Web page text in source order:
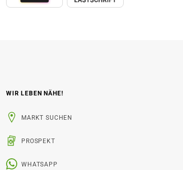
WIR LEBEN NÄHE!
MARKT SUCHEN
PROSPEKT
WHATSAPP